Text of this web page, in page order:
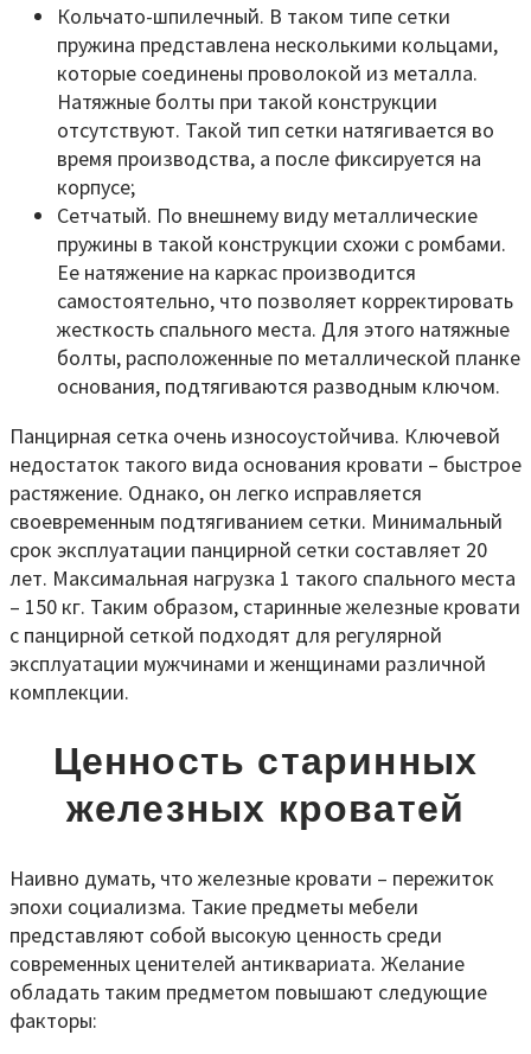
Кольчато-шпилечный. В таком типе сетки
пружина представлена несколькими кольцами,
которые соединены проволокой из металла.
Натяжные болты при такой конструкции
отсутствуют. Такой тип сетки натягивается во
время производства, а после фиксируется на
корпусе;
Сетчатый. По внешнему виду металлические
пружины в такой конструкции схожи с ромбами.
Ее натяжение на каркас производится
самостоятельно, что позволяет корректировать
жесткость спального места. Для этого натяжные
болты, расположенные по металлической планке
основания, подтягиваются разводным ключом.
Панцирная сетка очень износоустойчива. Ключевой
недостаток такого вида основания кровати – быстрое
растяжение. Однако, он легко исправляется
своевременным подтягиванием сетки. Минимальный
срок эксплуатации панцирной сетки составляет 20
лет. Максимальная нагрузка 1 такого спального места
– 150 кг. Таким образом, старинные железные кровати
с панцирной сеткой подходят для регулярной
эксплуатации мужчинами и женщинами различной
комплекции.
Ценность старинных
железных кроватей
Наивно думать, что железные кровати – пережиток
эпохи социализма. Такие предметы мебели
представляют собой высокую ценность среди
современных ценителей антиквариата. Желание
обладать таким предметом повышают следующие
факторы: